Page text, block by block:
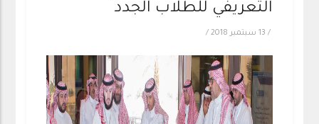
التعريفي للطلاب الجدد
/ 13 سبتمبر 2018 /